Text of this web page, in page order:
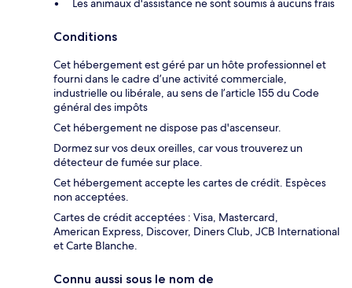
Les animaux d'assistance ne sont soumis à aucuns frais
Conditions
Cet hébergement est géré par un hôte professionnel et
fourni dans le cadre d’une activité commerciale,
industrielle ou libérale, au sens de l’article 155 du Code
général des impôts
Cet hébergement ne dispose pas d'ascenseur.
Dormez sur vos deux oreilles, car vous trouverez un
détecteur de fumée sur place.
Cet hébergement accepte les cartes de crédit. Espèces
non acceptées.
Cartes de crédit acceptées : Visa, Mastercard,
American Express, Discover, Diners Club, JCB International
et Carte Blanche.
Connu aussi sous le nom de